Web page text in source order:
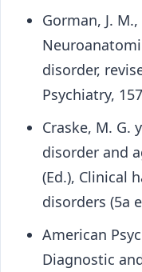
Gorman, J.
disorder,
Psychiatry,
Craske, M. G.
disorder and
(Ed.), Clinical
disorders (5a
American
Diagnostic